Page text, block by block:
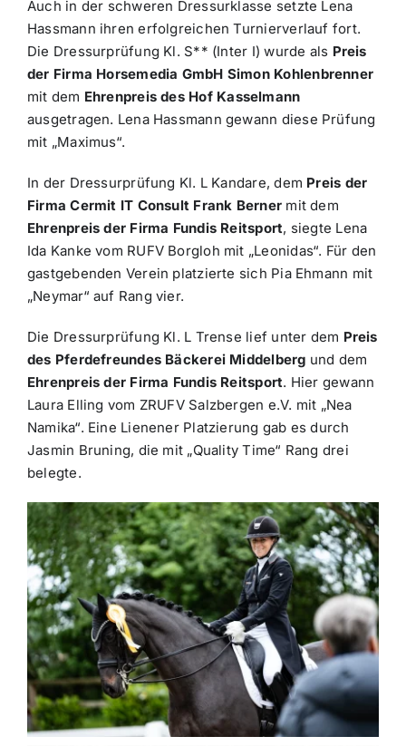
Auch in der schweren Dressurklasse setzte Lena
Hassmann ihren erfolgreichen Turnierverlauf fort.
Die Dressurprüfung Kl. S** (Inter I) wurde als Preis
der Firma Horsemedia GmbH Simon Kohlenbrenner
mit dem Ehrenpreis des Hof Kasselmann
ausgetragen. Lena Hassmann gewann diese Prüfung
mit „Maximus“.
In der Dressurprüfung Kl. L Kandare, dem Preis der
Firma Cermit IT Consult Frank Berner mit dem
Ehrenpreis der Firma Fundis Reitsport, siegte Lena
Ida Kanke vom RUFV Borgloh mit „Leonidas“. Für den
gastgebenden Verein platzierte sich Pia Ehmann mit
„Neymar“ auf Rang vier.
Die Dressurprüfung Kl. L Trense lief unter dem Preis
des Pferdefreundes Bäckerei Middelberg und dem
Ehrenpreis der Firma Fundis Reitsport. Hier gewann
Laura Elling vom ZRUFV Salzbergen e.V. mit „Nea
Namika“. Eine Lienener Platzierung gab es durch
Jasmin Bruning, die mit „Quality Time“ Rang drei
belegte.